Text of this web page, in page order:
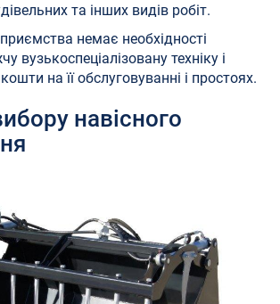
та інших видів робіт.
немає необхідності
вузькоспеціалізовану техніку і
на її обслуговуванні і простоях.
навісного